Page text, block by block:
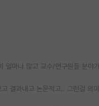
마나 많고 교수/연구원들 분야
결과내고 논문적고.. 그런걸 의